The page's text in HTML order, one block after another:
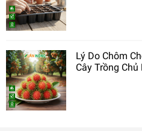
Lý Do Chôm
Cây Trồng